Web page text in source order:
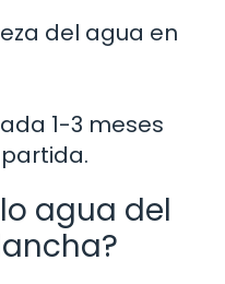
del agua en
1-3 meses
agua del